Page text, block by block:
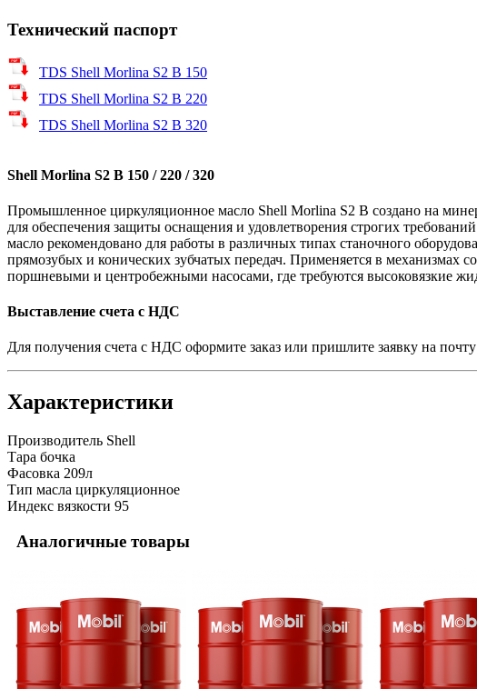
Технический паспорт
TDS Shell Morlina S2 B 150
TDS Shell Morlina S2 B 220
TDS Shell Morlina S2 B 320
Shell Morlina S2 B 150 / 220 / 320
Промышленное циркуляционное масло Shell Morlina S2 B создано на
для обеспечения защиты оснащения и удовлетворения строгих
масло рекомендовано для работы в различных типах станочного
прямозубых и конических зубчатых передач. Применяется в механизмах
поршневыми и центробежными насосами, где требуются высоковязкие
Выставление счета с НДС
Для получения счета с НДС оформите заказ или пришлите заявку на
Характеристики
Производитель Shell
Тара бочка
Фасовка 209л
Тип масла циркуляционное
Индекс вязкости 95
Аналогичные товары